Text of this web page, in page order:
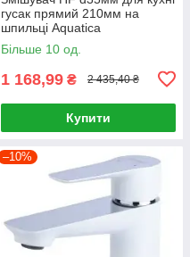
гусак прямий 210мм на
шпильці Aquatica
Більше 10 од.
1 168,99 ₴ 2 435,40 ₴
Купити
–10%